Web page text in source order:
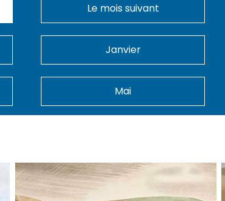
Le mois suivant
Janvier
Mai